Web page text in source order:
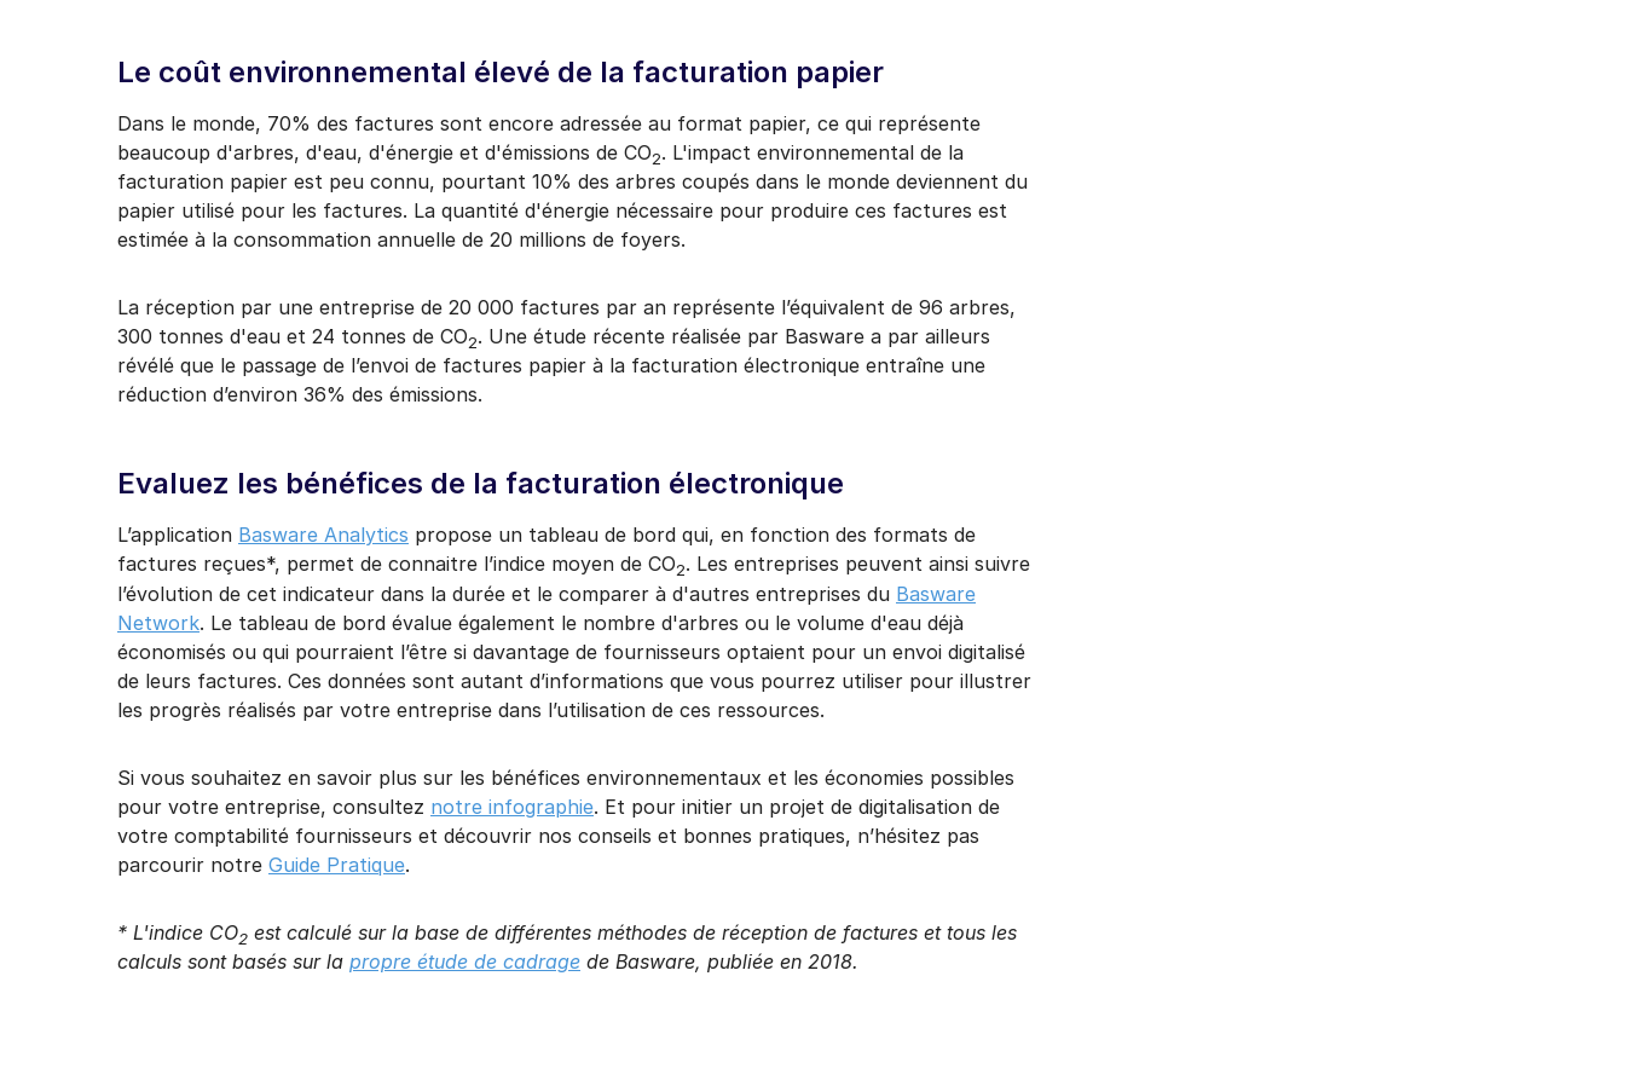
Le coût environnemental élevé de la facturation papier
Dans le monde, 70% des factures sont encore adressée au format papier, ce qui représente
beaucoup d'arbres, d'eau, d'énergie et d'émissions de CO2. L'impact environnemental de la
facturation papier est peu connu, pourtant 10% des arbres coupés dans le monde deviennent du
papier utilisé pour les factures. La quantité d'énergie nécessaire pour produire ces factures est
estimée à la consommation annuelle de 20 millions de foyers.
La réception par une entreprise de 20 000 factures par an représente l’équivalent de 96 arbres,
300 tonnes d'eau et 24 tonnes de CO2. Une étude récente réalisée par Basware a par ailleurs
révélé que le passage de l’envoi de factures papier à la facturation électronique entraîne une
réduction d’environ 36% des émissions.
Evaluez les bénéfices de la facturation électronique
L’application Basware Analytics propose un tableau de bord qui, en fonction des formats de
factures reçues*, permet de connaitre l’indice moyen de CO2. Les entreprises peuvent ainsi suivre
l’évolution de cet indicateur dans la durée et le comparer à d'autres entreprises du Basware
Network. Le tableau de bord évalue également le nombre d'arbres ou le volume d'eau déjà
économisés ou qui pourraient l’être si davantage de fournisseurs optaient pour un envoi digitalisé
de leurs factures. Ces données sont autant d’informations que vous pourrez utiliser pour illustrer
les progrès réalisés par votre entreprise dans l’utilisation de ces ressources.
Si vous souhaitez en savoir plus sur les bénéfices environnementaux et les économies possibles
pour votre entreprise, consultez notre infographie. Et pour initier un projet de digitalisation de
votre comptabilité fournisseurs et découvrir nos conseils et bonnes pratiques, n’hésitez pas
parcourir notre Guide Pratique.
* L'indice CO2 est calculé sur la base de différentes méthodes de réception de factures et tous les
calculs sont basés sur la propre étude de cadrage de Basware, publiée en 2018.